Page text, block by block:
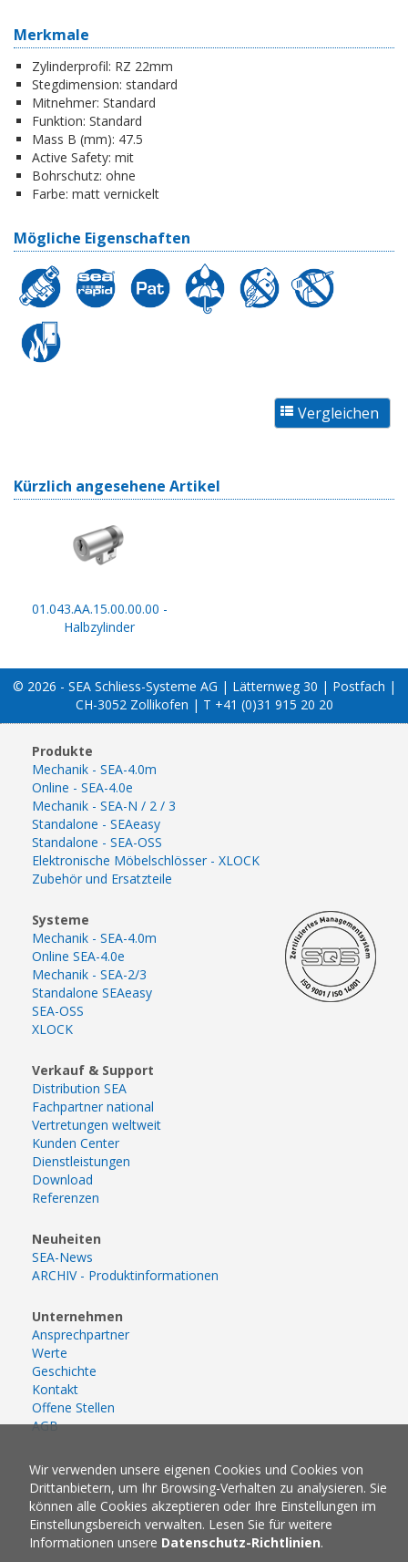
Merkmale
Zylinderprofil: RZ 22mm
Stegdimension: standard
Mitnehmer: Standard
Funktion: Standard
Mass B (mm): 47.5
Active Safety: mit
Bohrschutz: ohne
Farbe: matt vernickelt
Mögliche Eigenschaften
Kürzlich angesehene Artikel
01.043.AA.15.00.00.00 -
Halbzylinder
© 2026 - SEA Schliess-Systeme AG | Lätternweg 30 | Postfach |
CH-3052 Zollikofen | T +41 (0)31 915 20 20
Produkte
Mechanik - SEA-4.0m
Online - SEA-4.0e
Mechanik - SEA-N / 2 / 3
Standalone - SEAeasy
Standalone - SEA-OSS
Elektronische Möbelschlösser - XLOCK
Zubehör und Ersatzteile
Systeme
Mechanik - SEA-4.0m
Online SEA-4.0e
Mechanik - SEA-2/3
Standalone SEAeasy
SEA-OSS
XLOCK
Verkauf & Support
Distribution SEA
Fachpartner national
Vertretungen weltweit
Kunden Center
Dienstleistungen
Download
Referenzen
Neuheiten
SEA-News
ARCHIV - Produktinformationen
Unternehmen
Ansprechpartner
Werte
Geschichte
Kontakt
Offene Stellen
AGB
Wir verwenden unsere eigenen Cookies und Cookies von
Drittanbietern, um Ihr Browsing-Verhalten zu analysieren. Sie
können alle Cookies akzeptieren oder Ihre Einstellungen im
Einstellungsbereich verwalten. Lesen Sie für weitere
Informationen unsere Datenschutz-Richtlinien.